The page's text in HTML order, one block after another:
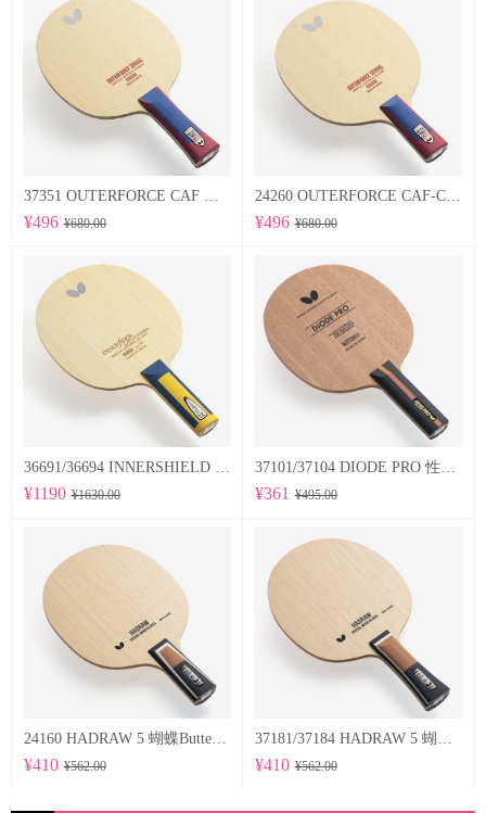
¥496 ¥680.00
24260 OUTERFORCE CAF-CS 蝴蝶Butterfly 专业底板
¥496 ¥680.00
¥1190 ¥1630.00 ¥361 ¥495.00
24160 HADRAW 5 蝴蝶Butterfly 专业底板
¥410 ¥562.00 ¥410 ¥562.00